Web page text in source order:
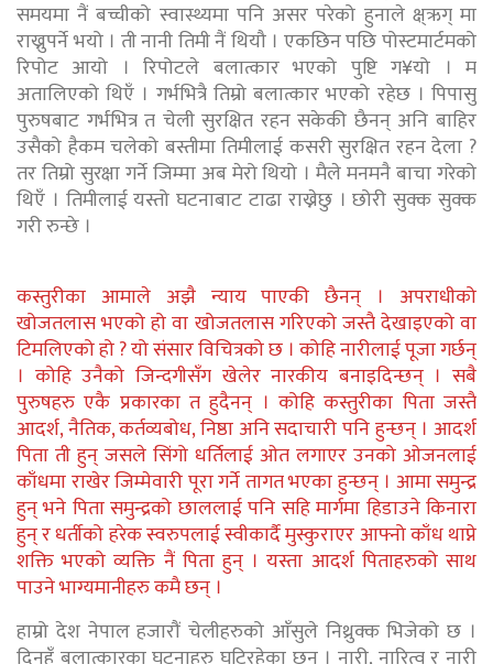
समयमा नैं बच्चीको स्वास्थ्यमा पनि असर परेको हुनाले क्ष्ऋग् मा
राख्नुपर्ने भयो । ती नानी तिमी नैं थियौ । एकछिन पछि पोस्टमार्टमको
रिपोट आयो । रिपोटले बलात्कार भएको पुष्टि ग¥यो । म
अतालिएको थिएँ । गर्भभित्रै तिम्रो बलात्कार भएको रहेछ । पिपासु
पुरुषबाट गर्भभित्र त चेली सुरक्षित रहन सकेकी छैनन् अनि बाहिर
उसैको हैकम चलेको बस्तीमा तिमीलाई कसरी सुरक्षित रहन देला ?
तर तिम्रो सुरक्षा गर्ने जिम्मा अब मेरो थियो । मैले मनमनै बाचा गरेको
थिएँ । तिमीलाई यस्तो घटनाबाट टाढा राख्नेछु । छोरी सुक्क सुक्क
गरी रुन्छे ।
कस्तुरीका आमाले अझै न्याय पाएकी छैनन् । अपराधीको
खोजतलास भएको हो वा खोजतलास गरिएको जस्तै देखाइएको वा
टिमलिएको हो ? यो संसार विचित्रको छ । कोहि नारीलाई पूजा गर्छन्
। कोहि उनैको जिन्दगीसँग खेलेर नारकीय बनाइदिन्छन् । सबै
पुरुषहरु एकै प्रकारका त हुदैनन् । कोहि कस्तुरीका पिता जस्तै
आदर्श, नैतिक, कर्तव्यबोध, निष्ठा अनि सदाचारी पनि हुन्छन् । आदर्श
पिता ती हुन् जसले सिंगो धर्तिलाई ओत लगाएर उनको ओजनलाई
काँधमा राखेर जिम्मेवारी पूरा गर्ने तागत भएका हुन्छन् । आमा समुन्द्र
हुन् भने पिता समुन्द्रको छाललाई पनि सहि मार्गमा हिडाउने किनारा
हुन् र धर्तीको हरेक स्वरुपलाई स्वीकार्दै मुस्कुराएर आफ्नो काँध थाप्ने
शक्ति भएको व्यक्ति नैं पिता हुन् । यस्ता आदर्श पिताहरुको साथ
पाउने भाग्यमानीहरु कमै छन् ।
हाम्रो देश नेपाल हजारौं चेलीहरुको आँसुले निथ्रुक्क भिजेको छ ।